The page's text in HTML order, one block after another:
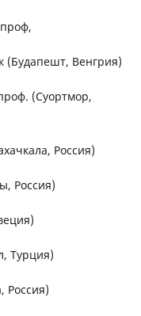
(Будапешт, Венгрия)
(Суортмор,
Россия)
Россия)
Турция)
Россия)